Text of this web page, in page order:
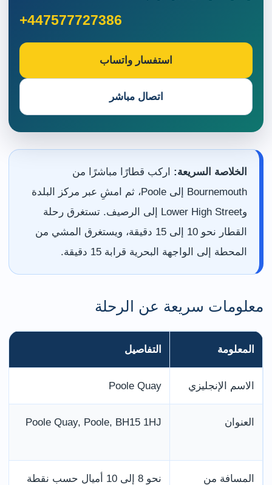
+447577727386
استفسار واتساب
اتصال مباشر
الخلاصة السريعة: اركب قطارًا مباشرًا من
Bournemouth إلى Poole، ثم امشِ عبر مركز البلدة
وLower High Street إلى الرصيف. تستغرق رحلة
القطار نحو 10 إلى 15 دقيقة، ويستغرق المشي من
المحطة إلى الواجهة البحرية قرابة 15 دقيقة.
معلومات سريعة عن الرحلة
المعلومة التفاصيل
الاسم الإنجليزي Poole Quay
العنوان Poole Quay, Poole, BH15 1HJ
المسافة من
نحو 8 إلى 10 أميال حسب نقطة